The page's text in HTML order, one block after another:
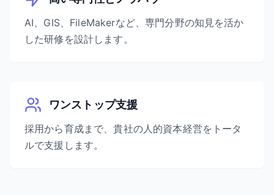
AI、GIS、FileMakerなど、専門分野の知見を活か
した研修を設計します。
ワンストップ支援
採用から育成まで、貴社の人的資本経営をトータ
ルで支援します。